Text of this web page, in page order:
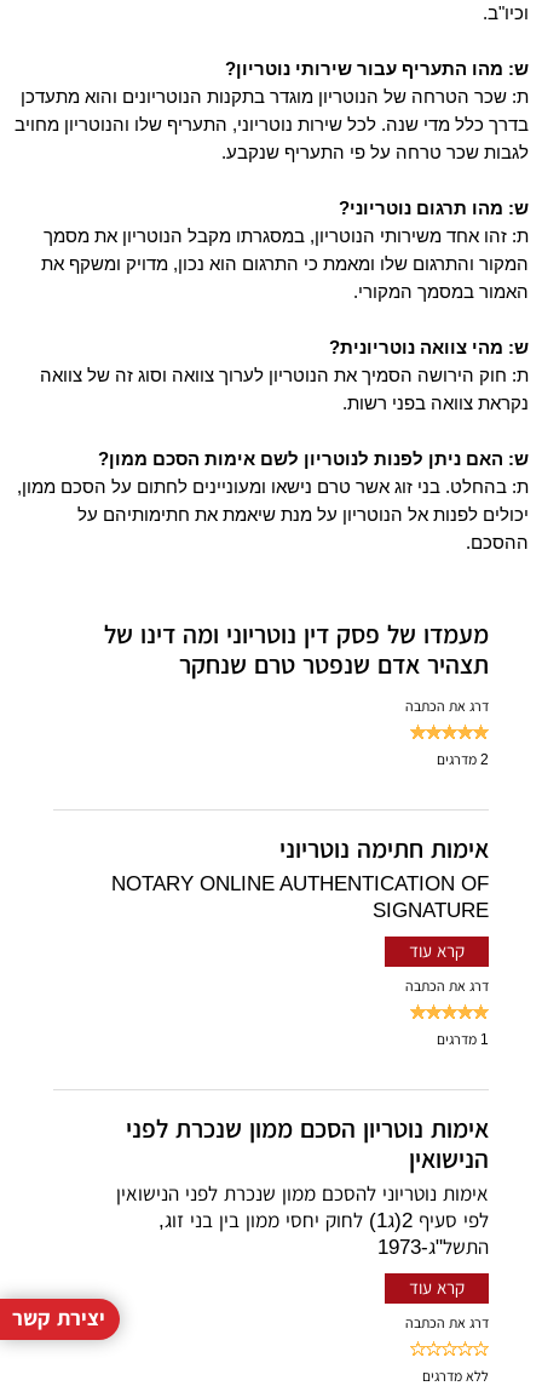
וכיו"ב.
ש: מהו התעריף עבור שירותי נוטריון?
ת: שכר הטרחה של הנוטריון מוגדר בתקנות הנוטריונים והוא מתעדכן
בדרך כלל מדי שנה. לכל שירות נוטריוני, התעריף שלו והנוטריון מחויב
לגבות שכר טרחה על פי התעריף שנקבע.
ש: מהו תרגום נוטריוני?
ת: זהו אחד משירותי הנוטריון, במסגרתו מקבל הנוטריון את מסמך
המקור והתרגום שלו ומאמת כי התרגום הוא נכון, מדויק ומשקף את
האמור במסמך המקורי.
ש: מהי צוואה נוטריונית?
ת: חוק הירושה הסמיך את הנוטריון לערוך צוואה וסוג זה של צוואה
נקראת צוואה בפני רשות.
ש: האם ניתן לפנות לנוטריון לשם אימות הסכם ממון?
ת: בהחלט. בני זוג אשר טרם נישאו ומעוניינים לחתום על הסכם ממון,
יכולים לפנות אל הנוטריון על מנת שיאמת את חתימותיהם על
ההסכם.
מעמדו של פסק דין נוטריוני ומה דינו של
תצהיר אדם שנפטר טרם שנחקר
דרג את הכתבה
2 מדרגים
אימות חתימה נוטריוני
NOTARY ONLINE AUTHENTICATION OF
SIGNATURE
קרא עוד
דרג את הכתבה
1 מדרגים
אימות נוטריון הסכם ממון שנכרת לפני
הנישואין
אימות נוטריוני להסכם ממון שנכרת לפני הנישואין
לפי סעיף 2(ג1) לחוק יחסי ממון בין בני זוג,
התשל"ג-1973
קרא עוד
דרג את הכתבה
ללא מדרגים
יצירת קשר